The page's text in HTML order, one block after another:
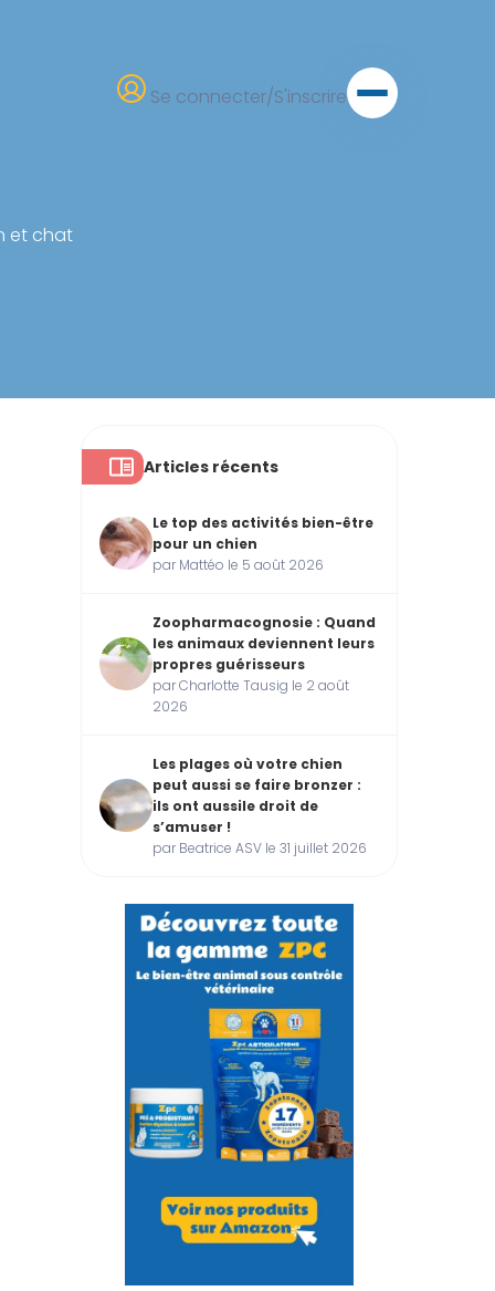
Se connecter/S'inscrire
et chat
Articles récents
Le top des activités bien-être
pour un chien
par Mattéo le 5 août 2026
Zoopharmacognosie : Quand
les animaux deviennent leurs
propres guérisseurs
par Charlotte Tausig le 2 août
2026
Les plages où votre chien
peut aussi se faire bronzer :
ils ont aussile droit de
s’amuser !
par Beatrice ASV le 31 juillet 2026